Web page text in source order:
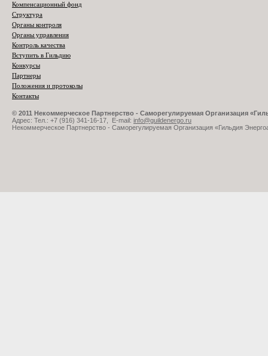
Компенсационный фонд
Структура
Органы контроля
Органы управления
Контроль качества
Вступить в Гильдию
Конкурсы
Партнеры
Положения и протоколы
Контакты
© 2011 Некоммерческое Партнерство - Саморегулируемая Организация
Адрес: Тел.: +7 (916) 341-16-17, E-mail: info@guildenergo.ru
Некоммерческое Партнерство - Саморегулируемая Организация «Гильдия